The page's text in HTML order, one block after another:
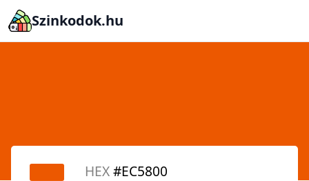
Szinkodok.hu
HEX#EC5800